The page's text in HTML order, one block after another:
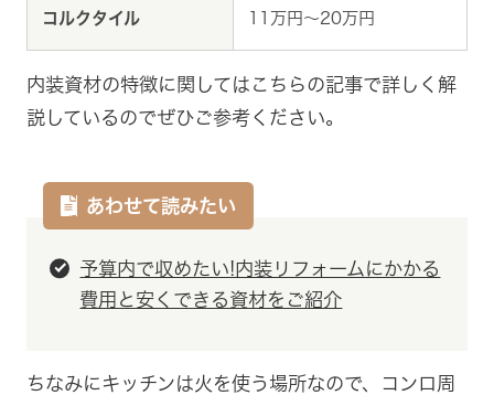
コルクタイル 11万円～20万円
内装資材の特徴に関してはこちらの記事で詳しく解
説しているのでぜひご参考ください。
あわせて読みたい
予算内で収めたい!内装リフォームにかかる
費用と安くできる資材をご紹介
ちなみにキッチンは火を使う場所なので、コンロ周